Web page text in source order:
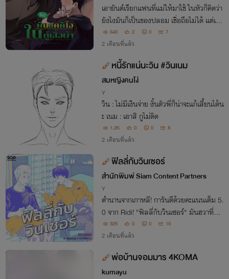
เอายันต์เรียกแฟนที่แม่ให้มาใช้ ในหัวก็คิดว่า
ยังไงมันก็เป็นของปลอม เชื่อถือไม่ได้ แต่เช้า
วันถัดมาพอเปิดประตูตู้เสื้อผ้า สิ่งที่เขาเห็นก
ลับเป็น...ชายหนุ่มรูปงามที่กำลังหลับใหล?!
643 2 0 7
2 เดือนที่แล้ว
หนี้รักแน่นะวิน #วินเนม
สมหญิงคนโง่
Y
วิน : ไม่มีเงินจ่าย งั้นตัวพี่ก็น่าจะแก้เสี้ยนได้น
ะ เนม : เอาสิ กูไม่ติด
1.2K 0 0 8
2 เดือนที่แล้ว
ฟิลลี่กับวินเซอร์
สำนักพิมพ์ Siam Content Partners
Y
ตำนานจากเกาหลี! การันตีด้วยคะแนนเต็ม 5.
0 จาก Ridi! "ฟิลลี่กับวินเซอร์" มันฮวาที่รีวิ
วว่า "สนุกจนหยุดไม่อยู่" ไม่ว่าคุณจะเป็นสา
ยวายหรือนักอ่านทั่วไป รับประกันความฮาแ
325 0 0 15
2 เดือนที่แล้ว
พ่อบ้านจอมมาร 4KOMA
kumayu